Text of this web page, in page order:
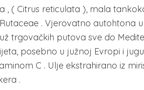
, ( Citrus reticulata ), mala
. Vjerovatno autohtona
trgovačkih putova sve do
posebno u južnoj Evropi i
C . Ulje ekstrahirano iz
.